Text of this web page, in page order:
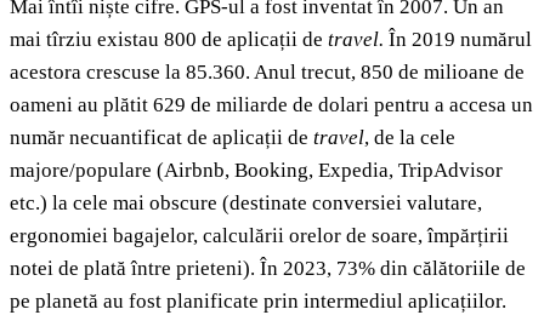
Mai întîi niște cifre. GPS-ul a fost inventat în 2007. Un an
mai tîrziu existau 800 de aplicații de travel. În 2019 numărul
acestora crescuse la 85.360. Anul trecut, 850 de milioane de
oameni au plătit 629 de miliarde de dolari pentru a accesa un
număr necuantificat de aplicații de travel, de la cele
majore/populare (Airbnb, Booking, Expedia, TripAdvisor
etc.) la cele mai obscure (destinate conversiei valutare,
ergonomiei bagajelor, calculării orelor de soare, împărțirii
notei de plată între prieteni). În 2023, 73% din călătoriile de
pe planetă au fost planificate prin intermediul aplicațiilor.